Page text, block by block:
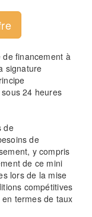
RACHAT CREDIT
financement à
signature
24 heures
de
de
y compris
de ce mini
lors de la mise
compétitives
termes de taux